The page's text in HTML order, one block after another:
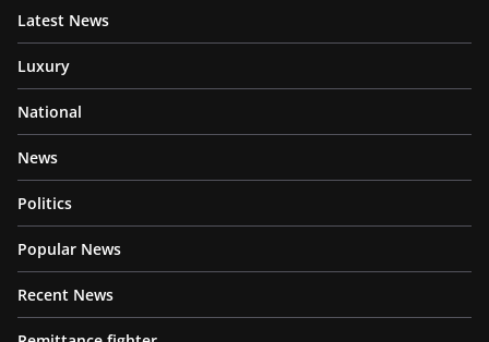
Latest News
Luxury
National
News
Politics
Popular News
Recent News